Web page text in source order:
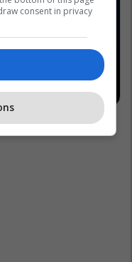
consent in privacy